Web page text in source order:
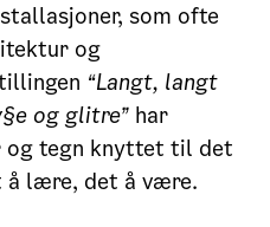
som ofte
og
“Langt, langt
og glitre” har
og tegn knyttet til det
å lære, det å være.